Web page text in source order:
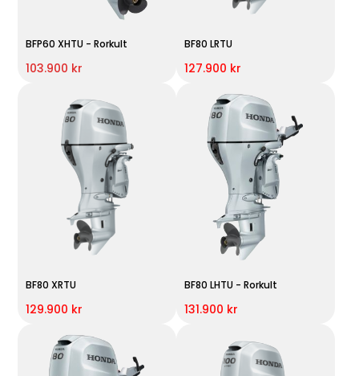
BFP60 XHTU - Rorkult
103.900 kr
BF80 LRTU
127.900 kr
BF80 XRTU
129.900 kr
BF80 LHTU - Rorkult
131.900 kr